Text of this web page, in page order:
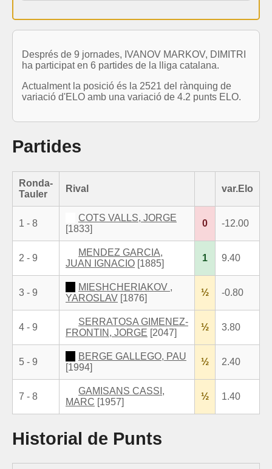
Després de 9 jornades, IVANOV MARKOV, DIMITRI
ha participat en 6 partides de la lliga catalana.
Actualment la posició és la 2521 del rànquing de
variació d'ELO amb una variació de 4.2 punts ELO.
Partides
Ronda-
Tauler
Rival var.Elo
1 - 8
COTS VALLS, JORGE
[1833]
0 -12.00
2 - 9
MENDEZ GARCIA,
JUAN IGNACIO [1885]
1 9.40
3 - 9
MIESHCHERIAKOV ,
YAROSLAV [1876]
½ -0.80
4 - 9
SERRATOSA GIMENEZ-
FRONTIN, JORGE [2047]
½ 3.80
5 - 9
BERGE GALLEGO, PAU
[1994]
½ 2.40
7 - 8
GAMISANS CASSI,
MARC [1957]
½ 1.40
Historial de Punts